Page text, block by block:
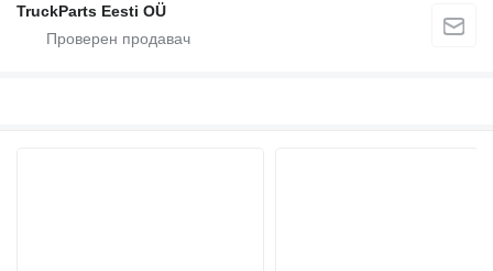
TruckParts Eesti OÜ